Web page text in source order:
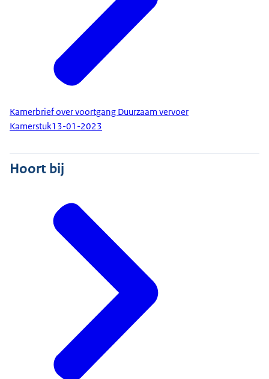
Kamerbrief over voortgang Duurzaam vervoer
Kamerstuk13-01-2023
Hoort bij